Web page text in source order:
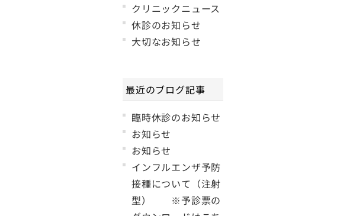
クリニックニュース
休診のお知らせ
大切なお知らせ
最近のブログ記事
臨時休診のお知らせ
お知らせ
お知らせ
インフルエンザ予防
接種について（注射
型） ※予診票の